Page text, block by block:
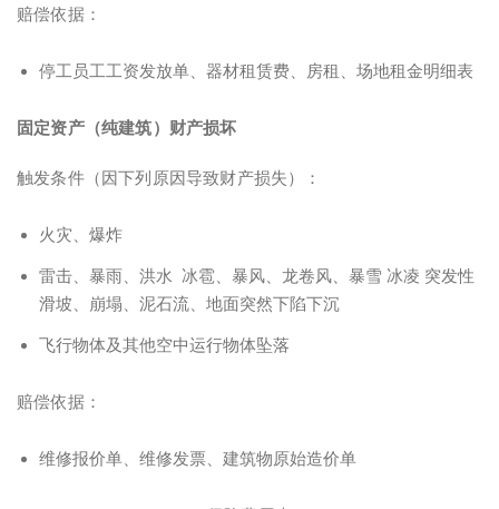
赔偿依据：
停工员工工资发放单、器材租赁费、房租、场地租金明细表
固定资产（纯建筑）财产损坏
触发条件（因下列原因导致财产损失）：
火灾、爆炸
雷击、暴雨、洪水 冰雹、暴风、龙卷风、暴雪 冰凌 突发性
滑坡、崩塌、泥石流、地面突然下陷下沉
飞行物体及其他空中运行物体坠落
赔偿依据：
维修报价单、维修发票、建筑物原始造价单